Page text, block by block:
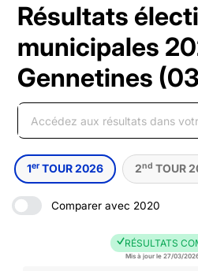
Résultats
municipales
Gennetines
1er TOUR 2026 2nd TOUR
Comparer avec 2020
RÉSULTATS
Mis à jour le 27/03/